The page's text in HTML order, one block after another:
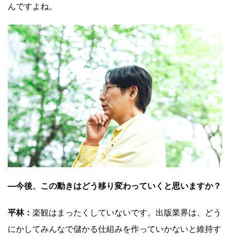
んですよね。
―今後、この動きはどう移り変わっていくと思いますか？
平林： 楽観はまったくしていないです。出版業界は、どう
にかしてみんなで儲かる仕組みを作っていかないと維持す